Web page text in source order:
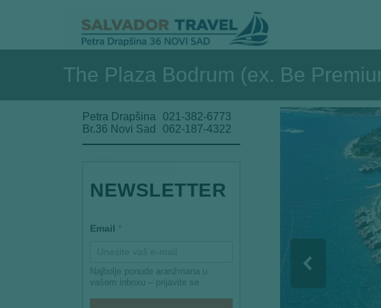
The Plaza Bodrum (ex. Be
Petra Drapšina
Br.36 Novi Sad
021-382-6773
062-187-4322
NEWSLETTER
m
*
Email *
Najbolje ponude aranžmana u
vašem inboxu – prijavite se.